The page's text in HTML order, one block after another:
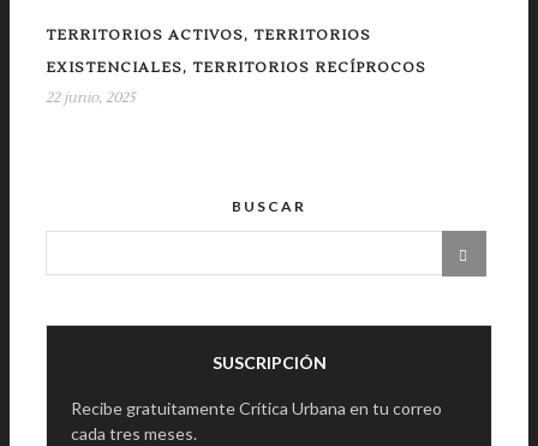
TERRITORIOS ACTIVOS, TERRITORIOS
EXISTENCIALES, TERRITORIOS RECÍPROCOS
22 junio, 2025
BUSCAR
SUSCRIPCIÓN
Recibe gratuitamente Crítica Urbana en tu correo
cada tres meses.